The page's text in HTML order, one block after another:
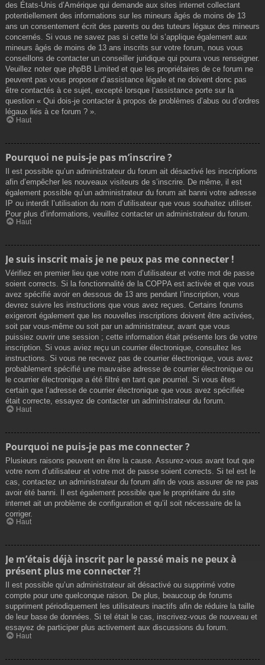
des États-Unis d’Amérique qui demande aux sites internet collectant
potentiellement des informations sur les mineurs âgés de moins de 13
ans un consentement écrit des parents ou des tuteurs légaux des mineurs
concernés. Si vous ne savez pas si cette loi s’applique également aux
mineurs âgés de moins de 13 ans inscrits sur votre forum, nous vous
conseillons de contacter un conseiller juridique qui pourra vous renseigner.
Veuillez noter que phpBB Limited et que les propriétaires de ce forum ne
peuvent pas vous proposer d’assistance légale et ne doivent donc pas
être contactés à ce sujet, excepté lorsque l’assistance porte sur la
question « Qui dois-je contacter à propos de problèmes d’abus ou d’ordres
légaux liés à ce forum ? ».
Haut
Pourquoi ne puis-je pas m’inscrire ?
Il est possible qu’un administrateur du forum ait désactivé les inscriptions
afin d’empêcher les nouveaux visiteurs de s’inscrire. De même, il est
également possible qu’un administrateur du forum ait banni votre adresse
IP ou interdit l’utilisation du nom d’utilisateur que vous souhaitez utiliser.
Pour plus d’informations, veuillez contacter un administrateur du forum.
Haut
Je suis inscrit mais je ne peux pas me connecter !
Vérifiez en premier lieu que votre nom d’utilisateur et votre mot de passe
soient corrects. Si la fonctionnalité de la COPPA est activée et que vous
avez spécifié avoir en dessous de 13 ans pendant l’inscription, vous
devrez suivre les instructions que vous avez reçues. Certains forums
exigeront également que les nouvelles inscriptions doivent être activées,
soit par vous-même ou soit par un administrateur, avant que vous
puissiez ouvrir une session ; cette information était présente lors de votre
inscription. Si vous aviez reçu un courrier électronique, consultez les
instructions. Si vous ne recevez pas de courrier électronique, vous avez
probablement spécifié une mauvaise adresse de courrier électronique ou
le courrier électronique a été filtré en tant que pourriel. Si vous êtes
certain que l’adresse de courrier électronique que vous avez spécifiée
était correcte, essayez de contacter un administrateur du forum.
Haut
Pourquoi ne puis-je pas me connecter ?
Plusieurs raisons peuvent en être la cause. Assurez-vous avant tout que
votre nom d’utilisateur et votre mot de passe soient corrects. Si tel est le
cas, contactez un administrateur du forum afin de vous assurer de ne pas
avoir été banni. Il est également possible que le propriétaire du site
internet ait un problème de configuration et qu’il soit nécessaire de la
corriger.
Haut
Je m’étais déjà inscrit par le passé mais ne peux à
présent plus me connecter ?!
Il est possible qu’un administrateur ait désactivé ou supprimé votre
compte pour une quelconque raison. De plus, beaucoup de forums
suppriment périodiquement les utilisateurs inactifs afin de réduire la taille
de leur base de données. Si tel était le cas, inscrivez-vous de nouveau et
essayez de participer plus activement aux discussions du forum.
Haut